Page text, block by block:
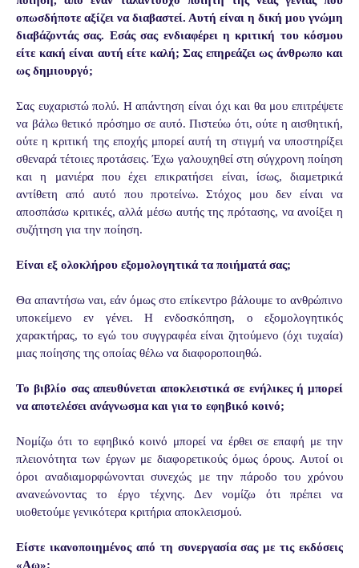
οπωσδήποτε αξίζει να διαβαστεί. Αυτή είναι η δική μου γνώμη
διαβάζοντάς σας. Εσάς σας ενδιαφέρει η κριτική του κόσμου
είτε κακή είναι αυτή είτε καλή; Σας επηρεάζει ως άνθρωπο και
ως δημιουργό;
Σας ευχαριστώ πολύ. Η απάντηση είναι όχι και θα μου επιτρέψετε
να βάλω θετικό πρόσημο σε αυτό. Πιστεύω ότι, ούτε η αισθητική,
ούτε η κριτική της εποχής μπορεί αυτή τη στιγμή να υποστηρίξει
σθεναρά τέτοιες προτάσεις. Έχω γαλουχηθεί στη σύγχρονη ποίηση
και η μανιέρα που έχει επικρατήσει είναι, ίσως, διαμετρικά
αντίθετη από αυτό που προτείνω. Στόχος μου δεν είναι να
αποσπάσω κριτικές, αλλά μέσω αυτής της πρότασης, να ανοίξει η
συζήτηση για την ποίηση.
Είναι εξ ολοκλήρου εξομολογητικά τα ποιήματά σας;
Θα απαντήσω ναι, εάν όμως στο επίκεντρο βάλουμε το ανθρώπινο
υποκείμενο εν γένει. Η ενδοσκόπηση, ο εξομολογητικός
χαρακτήρας, το εγώ του συγγραφέα είναι ζητούμενο (όχι τυχαία)
μιας ποίησης της οποίας θέλω να διαφοροποιηθώ.
Το βιβλίο σας απευθύνεται αποκλειστικά σε ενήλικες ή μπορεί
να αποτελέσει ανάγνωσμα και για το εφηβικό κοινό;
Νομίζω ότι το εφηβικό κοινό μπορεί να έρθει σε επαφή με την
πλειονότητα των έργων με διαφορετικούς όμως όρους. Αυτοί οι
όροι αναδιαμορφώνονται συνεχώς με την πάροδο του χρόνου
ανανεώνοντας το έργο τέχνης. Δεν νομίζω ότι πρέπει να
υιοθετούμε γενικότερα κριτήρια αποκλεισμού.
Είστε ικανοποιημένος από τη συνεργασία σας με τις εκδόσεις
«Αω»;